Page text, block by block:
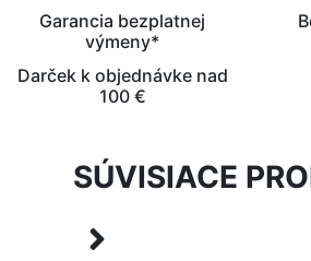
Garancia bezplatnej
výmeny*
Darček k objednávke nad
100 €
SÚVISIACE